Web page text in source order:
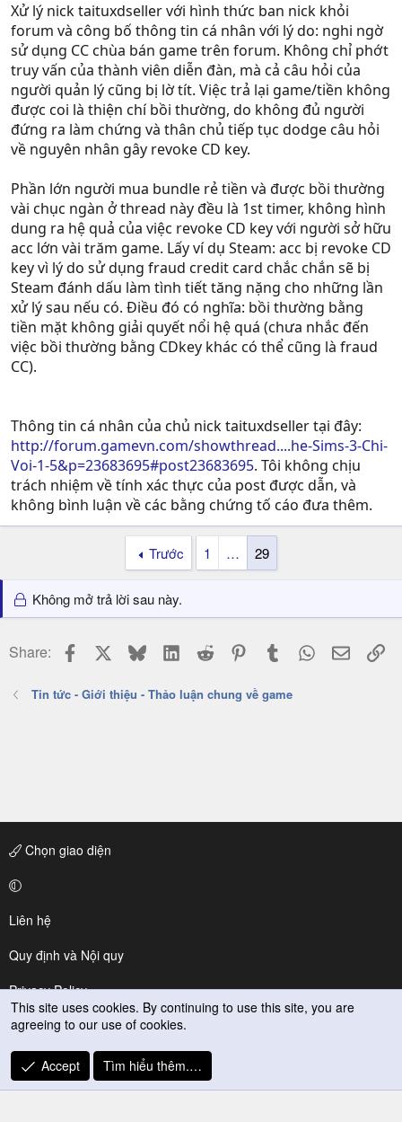
Xử lý nick taituxdseller với hình thức ban nick khỏi
forum và công bố thông tin cá nhân với lý do: nghi ngờ
sử dụng CC chùa bán game trên forum. Không chỉ phớt
truy vấn của thành viên diễn đàn, mà cả câu hỏi của
người quản lý cũng bị lờ tít. Việc trả lại game/tiền không
được coi là thiện chí bồi thường, do không đủ người
đứng ra làm chứng và thân chủ tiếp tục dodge câu hỏi
về nguyên nhân gây revoke CD key.
Phần lớn người mua bundle rẻ tiền và được bồi thường
vài chục ngàn ở thread này đều là 1st timer, không hình
dung ra hệ quả của việc revoke CD key với người sở hữu
acc lớn vài trăm game. Lấy ví dụ Steam: acc bị revoke CD
key vì lý do sử dụng fraud credit card chắc chắn sẽ bị
Steam đánh dấu làm tình tiết tăng nặng cho những lần
xử lý sau nếu có. Điều đó có nghĩa: bồi thường bằng
tiền mặt không giải quyết nổi hệ quá (chưa nhắc đến
việc bồi thường bằng CDkey khác có thể cũng là fraud
CC).
Thông tin cá nhân của chủ nick taituxdseller tại đây:
http://forum.gamevn.com/showthread....he-Sims-3-Chi-
Voi-1-5&p=23683695#post23683695. Tôi không chịu
trách nhiệm về tính xác thực của post được dẫn, và
không bình luận về các bằng chứng tố cáo đưa thêm.
Trước 1 … 29
Không mở trả lời sau này.
Share: Facebook BlueskyLinkedIn
Reddit PinterestTumblr WhatsApp
Email
Tin tức - Giới thiệu - Thảo luận chung về game
Chọn giao diện
Liên hệ
Quy định và Nội quy
Privacy Policy
Trợ giúp
R
S
This site uses cookies. By continuing to use this site, you are
agreeing to our use of cookies.
Accept Tìm hiểu thêm.…